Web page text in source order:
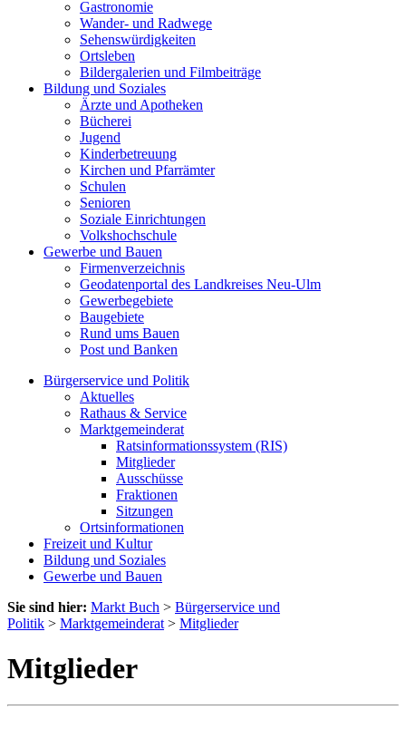
Gastronomie
Wander- und Radwege
Sehenswürdigkeiten
Ortsleben
Bildergalerien und Filmbeiträge
Bildung und Soziales
Ärzte und Apotheken
Bücherei
Jugend
Kinderbetreuung
Kirchen und Pfarrämter
Schulen
Senioren
Soziale Einrichtungen
Volkshochschule
Gewerbe und Bauen
Firmenverzeichnis
Geodatenportal des Landkreises Neu-Ulm
Gewerbegebiete
Baugebiete
Rund ums Bauen
Post und Banken
Bürgerservice und Politik
Aktuelles
Rathaus & Service
Marktgemeinderat
Ratsinformationssystem (RIS)
Mitglieder
Ausschüsse
Fraktionen
Sitzungen
Ortsinformationen
Freizeit und Kultur
Bildung und Soziales
Gewerbe und Bauen
Sie sind hier: Markt Buch > Bürgerservice und
Politik > Marktgemeinderat > Mitglieder
Mitglieder